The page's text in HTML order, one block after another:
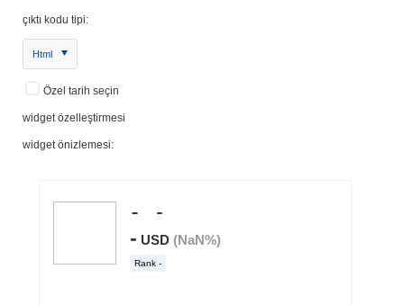
çıktı kodu tipi:
Html
Özel tarih seçin
widget özelleştirmesi
widget önizlemesi: